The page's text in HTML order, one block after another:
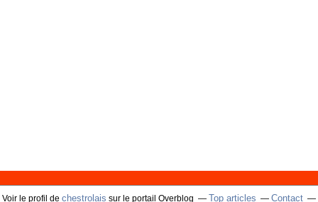
Voir le profil de chestrolais sur le portail Overblog Top articles Contact